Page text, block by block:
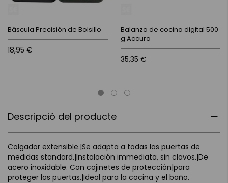
Descripció del producte
Colgador extensible.|Se adapta a todas las puertas de
medidas standard.|Instalación immediata, sin clavos.|De
acero inoxidable. Con cojinetes de protección|para
proteger las puertas.|Ideal para la cocina y el baño.
Báscula Precisión de Bolsillo
18,95 €
Balanza de cocina digital 500
g Accura
35,35 €